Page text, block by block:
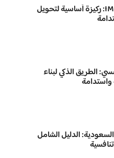
نظام إدارة الابتكار IMS: ركيزة أساسية لتحويل
الطريق الذكي لبناء
واستدامة
شهادة ISO 56001 السعودية: الدليل الشامل